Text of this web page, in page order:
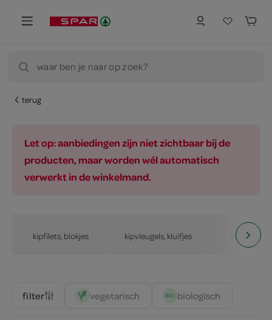
waar ben je naar op zoek?
terug
Let op: aanbiedingen zijn niet zichtbaar bij de
producten, maar worden wél automatisch
verwerkt in de winkelmand.
kipfilets, blokjes kipvleugels, kluifjes
vegetarisch biologisch
filter